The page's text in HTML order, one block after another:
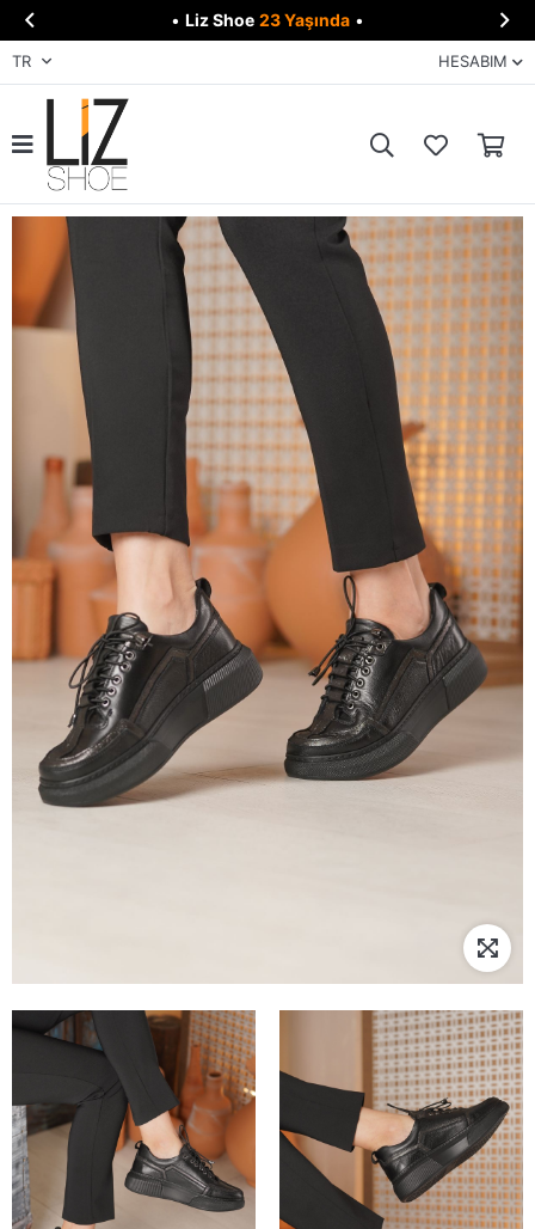
 • Liz Shoe 23 Yaşında • 
TR HESABIM